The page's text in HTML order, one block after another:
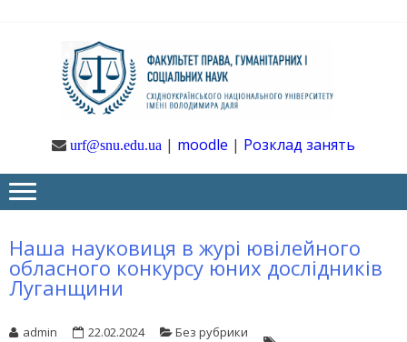
navigation
І
urf@snu.edu.ua | moodle | Розклад занять
Наша науковиця в журі ювілейного
обласного конкурсу юних дослідників
Луганщини
admin 22.02.2024
Без рубрики